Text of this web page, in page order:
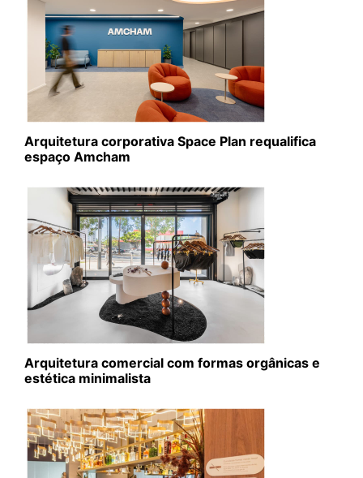
Arquitetura corporativa Space Plan requalifica
espaço Amcham
Arquitetura comercial com formas orgânicas e
estética minimalista